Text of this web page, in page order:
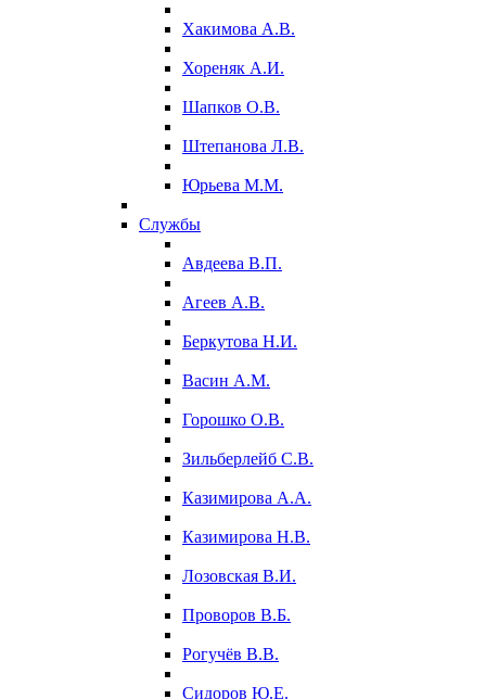
Хакимова А.В.
Хореняк А.И.
Шапков О.В.
Штепанова Л.В.
Юрьева М.М.
Службы
Авдеева В.П.
Агеев А.В.
Беркутова Н.И.
Васин А.М.
Горошко О.В.
Зильберлейб С.В.
Казимирова А.А.
Казимирова Н.В.
Лозовская В.И.
Проворов В.Б.
Рогучёв В.В.
Сидоров Ю.Е.